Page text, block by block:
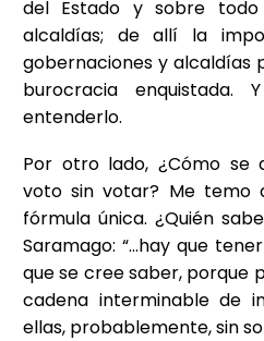
del Estado y sobre
alcaldías; de allí la
gobernaciones y alcaldías
burocracia
entenderlo.
Por otro lado, ¿Cómo se
voto sin votar? Me temo
fórmula única. ¿Quién
Saramago: “…hay que
que se cree saber, porque
cadena interminable de
ellas, probablemente, sin